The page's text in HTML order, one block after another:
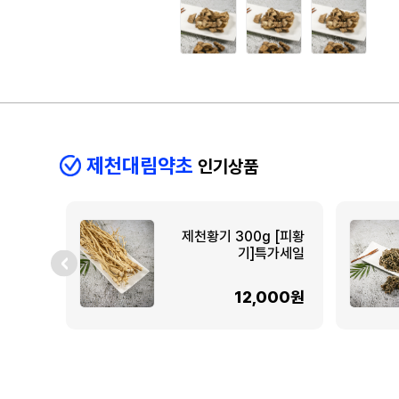
제천대림약초 인기상품
제천황기 300g [피황
기]특가세일
12,000원